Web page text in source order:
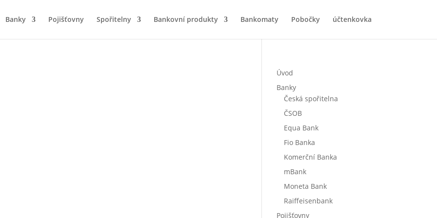
Banky Pojišťovny Spořitelny Bankovní produkty Bankomaty Pobočky účtenkovka
Úvod
Banky
Česká spořitelna
ČSOB
Equa Bank
Fio Banka
Komerční Banka
mBank
Moneta Bank
Raiffeisenbank
Pojišťovny